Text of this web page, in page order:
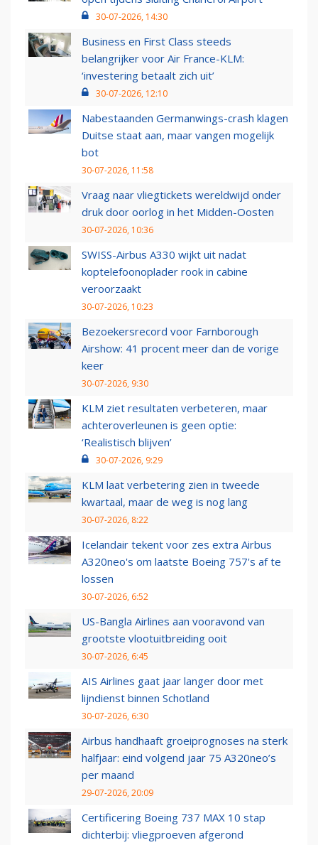
30-07-2026, 14:30
Business en First Class steeds
belangrijker voor Air France-KLM:
‘investering betaalt zich uit’
30-07-2026, 12:10
Nabestaanden Germanwings-crash klagen
Duitse staat aan, maar vangen mogelijk
bot
30-07-2026, 11:58
Vraag naar vliegtickets wereldwijd onder
druk door oorlog in het Midden-Oosten
30-07-2026, 10:36
SWISS-Airbus A330 wijkt uit nadat
koptelefoonoplader rook in cabine
veroorzaakt
30-07-2026, 10:23
Bezoekersrecord voor Farnborough
Airshow: 41 procent meer dan de vorige
keer
30-07-2026, 9:30
KLM ziet resultaten verbeteren, maar
achteroverleunen is geen optie:
‘Realistisch blijven’
30-07-2026, 9:29
KLM laat verbetering zien in tweede
kwartaal, maar de weg is nog lang
30-07-2026, 8:22
Icelandair tekent voor zes extra Airbus
A320neo's om laatste Boeing 757's af te
lossen
30-07-2026, 6:52
US-Bangla Airlines aan vooravond van
grootste vlootuitbreiding ooit
30-07-2026, 6:45
AIS Airlines gaat jaar langer door met
lijndienst binnen Schotland
30-07-2026, 6:30
Airbus handhaaft groeiprognoses na sterk
halfjaar: eind volgend jaar 75 A320neo’s
per maand
29-07-2026, 20:09
Certificering Boeing 737 MAX 10 stap
dichterbij: vliegproeven afgerond